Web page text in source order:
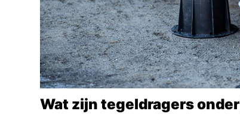
Wat zijn tegeldragers